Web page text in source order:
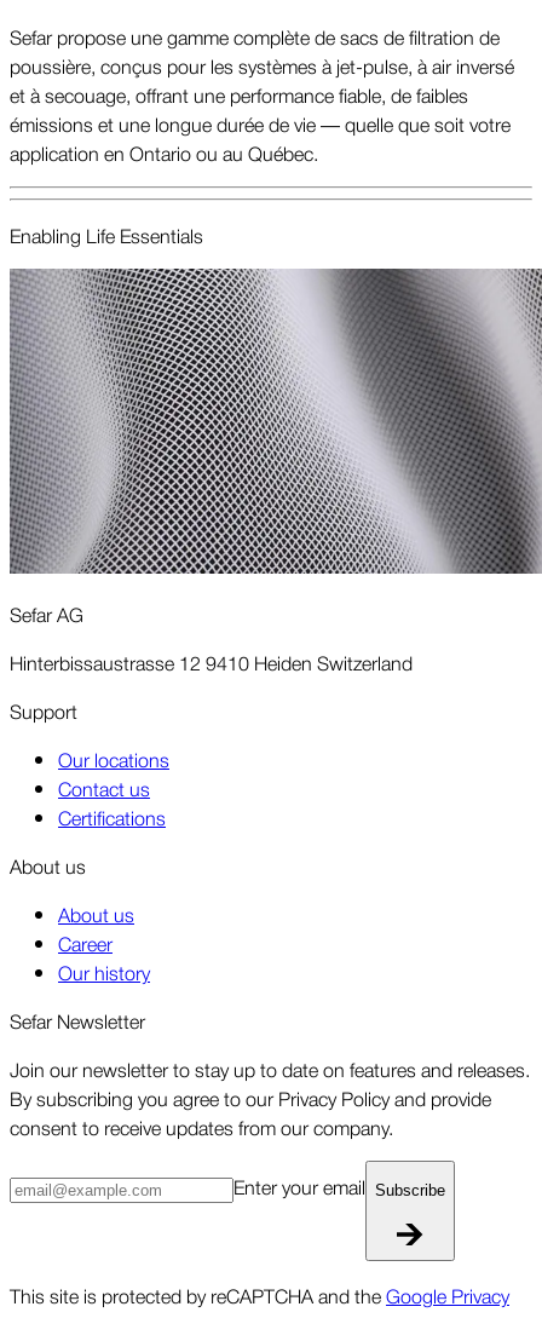
Sefar propose une gamme complète de sacs de filtration de
poussière, conçus pour les systèmes à jet-pulse, à air inversé
et à secouage, offrant une performance fiable, de faibles
émissions et une longue durée de vie — quelle que soit votre
application en Ontario ou au Québec.
Enabling Life Essentials
Sefar AG
Hinterbissaustrasse 12 9410 Heiden Switzerland
Support
Our locations
Contact us
Certifications
About us
About us
Career
Our history
Sefar Newsletter
Join our newsletter to stay up to date on features and releases.
By subscribing you agree to our Privacy Policy and provide
consent to receive updates from our company.
Enter your email Subscribe
This site is protected by reCAPTCHA and theGoogle Privacy